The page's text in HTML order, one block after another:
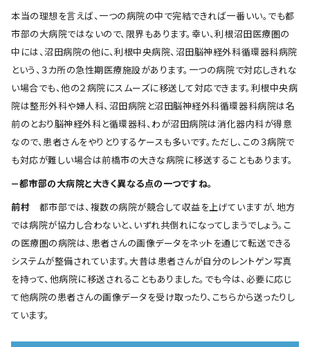
本当の理想を言えば、一つの病院の中で完結できれば一番いい。でも都
市部の大病院ではないので、限界もあります。幸い、利根沼田医療圏の
中には、沼田病院の他に、利根中央病院、沼田脳神経外科循環器科病院
という、３カ所の急性期医療施設があります。一つの病院で対応しきれな
い場合でも、他の２病院にスムーズに移送して対応できます。利根中央病
院は整形外科や婦人科、沼田病院と沼田脳神経外科循環器科病院は名
前のとおり脳神経外科と循環器科、わが沼田病院は消化器内科が得意
なので、患者さんをやりとりするケースも多いです。ただし、この３病院で
も対応が難しい場合は前橋市の大きな病院に移送することもあります。
―都市部の大病院と大きく異なる点の一つですね。
前村 都市部では、複数の病院が競合して収益を上げていますが、地方
では病院が協力し合わないと、いずれ共倒れになってしまうでしょう。こ
の医療圏の病院は、患者さんの画像データをネットを通じて転送できる
システムが整備されています。大昔は患者さんが自分のレントゲン写真
を持って、他病院に移送されることもありました。でも今は、必要に応じ
て他病院の患者さんの画像データを受け取ったり、こちらから送ったりし
ています。